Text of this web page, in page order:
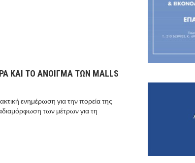
ΚΑΙ ΤΟ AΝΟΙΓΜΑ ΤΩΝ MALLS
ενημέρωση για την πορεία της
των μέτρων για τη